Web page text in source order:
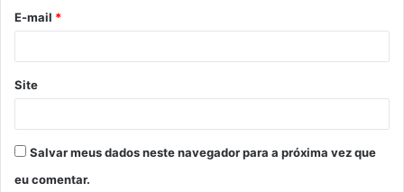
*
E-mail *
Site
Salvar meus dados neste navegador para a próxima vez que
eu comentar.